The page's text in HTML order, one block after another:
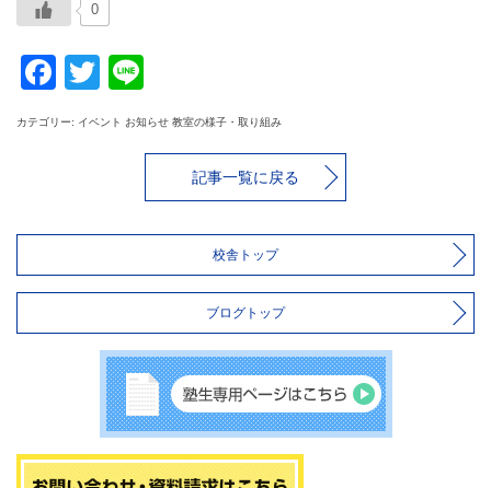
0
Facebook
Twitter
カテゴリー: イベント お知らせ 教室の様子・取り組み
記事一覧に戻る
校舎トップ
ブログトップ